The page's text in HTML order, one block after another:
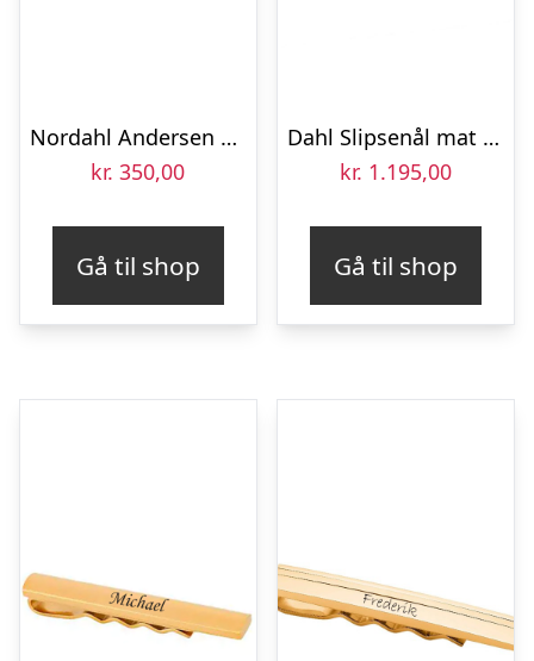
Nordahl Andersen slipsenål stål med zirkon 55 mm
kr. 350,00
Gå til shop
Dahl Slipsenål mat sølv 65 mm
kr. 1.195,00
Gå til shop